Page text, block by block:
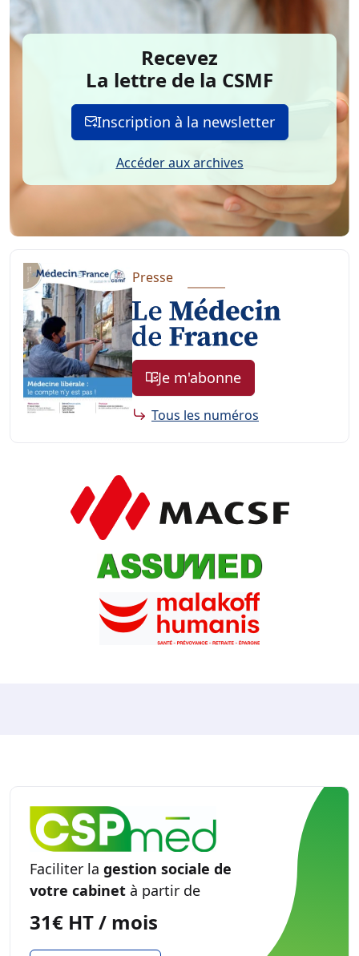
Recevez
La lettre de la CSMF
Inscription à la newsletter
Accéder aux archives
Presse
Je m'abonne
Tous les numéros
Faciliter la gestion sociale de
votre cabinet à partir de
31€ HT / mois